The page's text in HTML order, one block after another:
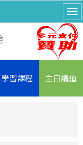
學習課程 主日講道